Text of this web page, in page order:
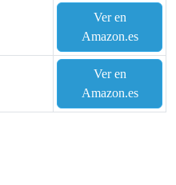
Ver en
Amazon.es
Ver en
Amazon.es